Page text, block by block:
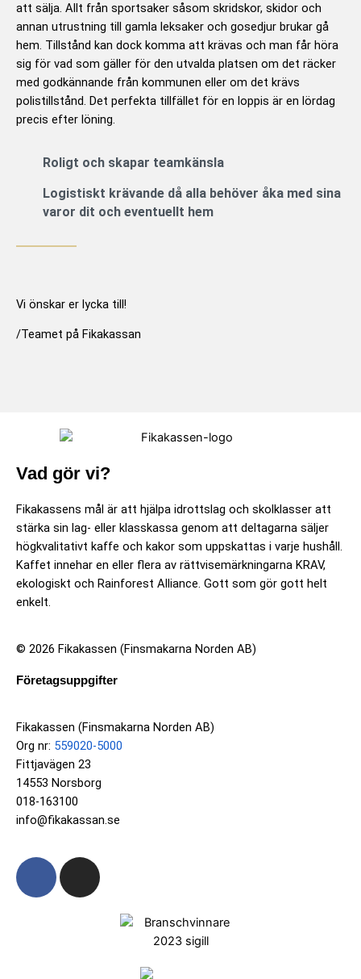
att sälja. Allt från sportsaker såsom skridskor, skidor och
annan utrustning till gamla leksaker och gosedjur brukar gå
hem. Tillstånd kan dock komma att krävas och man får höra
sig för vad som gäller för den utvalda platsen om det räcker
med godkännande från kommunen eller om det krävs
polistillstånd. Det perfekta tillfället för en loppis är en lördag
precis efter löning.
Roligt och skapar teamkänsla
Logistiskt krävande då alla behöver åka med sina
varor dit och eventuellt hem
Vi önskar er lycka till!
/Teamet på Fikakassan
Vad gör vi?
Fikakassens mål är att hjälpa idrottslag och skolklasser att
stärka sin lag- eller klasskassa genom att deltagarna säljer
högkvalitativt kaffe och kakor som uppskattas i varje hushåll.
Kaffet innehar en eller flera av rättvisemärkningarna KRAV,
ekologiskt och Rainforest Alliance. Gott som gör gott helt
enkelt.
© 2026 Fikakassen (Finsmakarna Norden AB)
Företagsuppgifter
Fikakassen (Finsmakarna Norden AB)
Org nr: 559020-5000
Fittjavägen 23
14553 Norsborg
018-163100
info@fikakassan.se
F
I